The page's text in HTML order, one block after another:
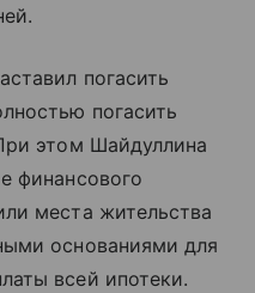
погасить
погасить
этом Шайдуллина
финансового
места жительства
основаниями для
всей ипотеки.